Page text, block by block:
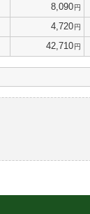
8,090円
4,720円
42,710円